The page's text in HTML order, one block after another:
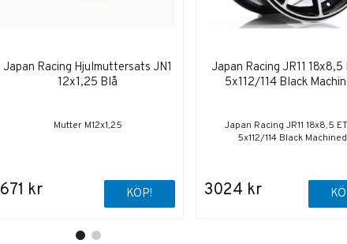
Japan Racing Hjulmuttersats JN1
12x1,25 Blå
Mutter M12x1,25
671 kr KÖP!
Japan Racing JR11 18x8,5
5x112/114 Black
Japan Racing JR11 18x8,5
5x112/114 Black Machined
3024 kr